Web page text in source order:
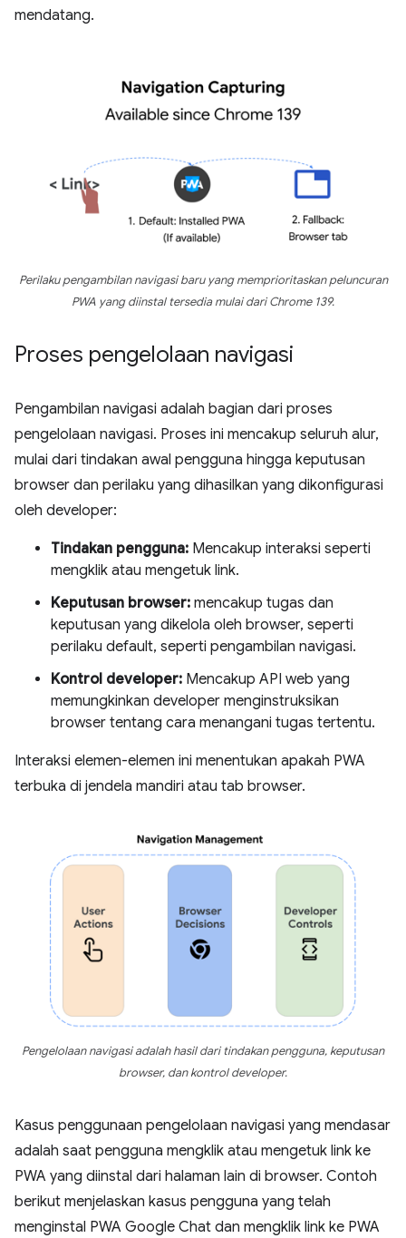
mendatang.
Perilaku pengambilan navigasi baru yang memprioritaskan peluncuran
PWA yang diinstal tersedia mulai dari Chrome 139.
Proses pengelolaan navigasi
Pengambilan navigasi adalah bagian dari proses
pengelolaan navigasi. Proses ini mencakup seluruh alur,
mulai dari tindakan awal pengguna hingga keputusan
browser dan perilaku yang dihasilkan yang dikonfigurasi
oleh developer:
Tindakan pengguna: Mencakup interaksi seperti
mengklik atau mengetuk link.
Keputusan browser: mencakup tugas dan
keputusan yang dikelola oleh browser, seperti
perilaku default, seperti pengambilan navigasi.
Kontrol developer: Mencakup API web yang
memungkinkan developer menginstruksikan
browser tentang cara menangani tugas tertentu.
Interaksi elemen-elemen ini menentukan apakah PWA
terbuka di jendela mandiri atau tab browser.
Pengelolaan navigasi adalah hasil dari tindakan pengguna, keputusan
browser, dan kontrol developer.
Kasus penggunaan pengelolaan navigasi yang mendasar
adalah saat pengguna mengklik atau mengetuk link ke
PWA yang diinstal dari halaman lain di browser. Contoh
berikut menjelaskan kasus pengguna yang telah
menginstal PWA Google Chat dan mengklik link ke PWA